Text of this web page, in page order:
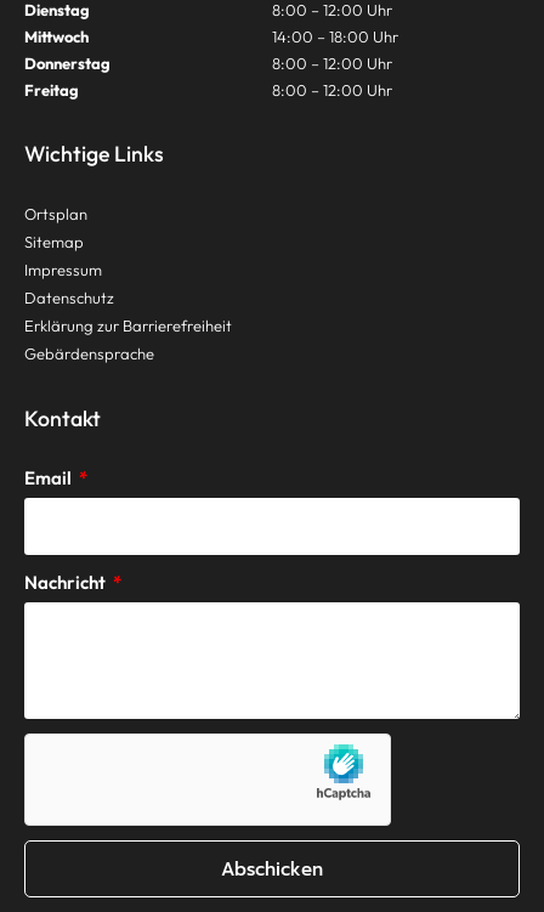
Dienstag
8:00 – 12:00 Uhr
Mittwoch
14:00 – 18:00 Uhr
Donnerstag
8:00 – 12:00 Uhr
Freitag
8:00 – 12:00 Uhr
Wichtige Links
Ortsplan
Sitemap
Impressum
Datenschutz
Erklärung zur Barrierefreiheit
Gebärdensprache
Kontakt
Email
Nachricht
Abschicken